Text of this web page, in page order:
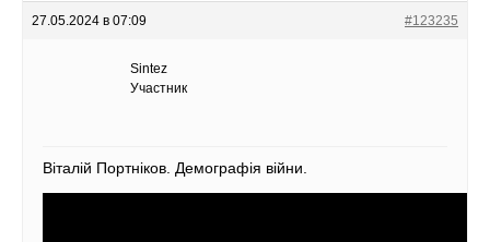
27.05.2024 в 07:09 #123235
Sintez
Участник
Віталій Портніков. Демографія війни.